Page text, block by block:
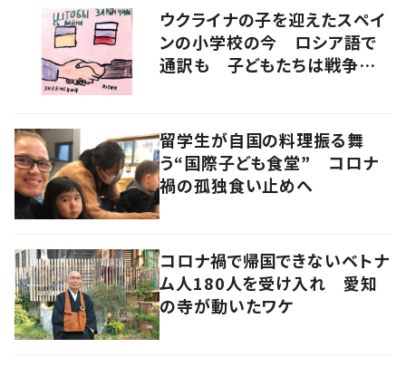
ウクライナの子を迎えたスペイ
ンの小学校の今 ロシア語で
通訳も 子どもたちは戦争をど
留学生が自国の料理振る舞
う“国際子ども食堂” コロナ
禍の孤独食い止めへ
コロナ禍で帰国できないベトナ
ム人180人を受け入れ 愛知
の寺が動いたワケ